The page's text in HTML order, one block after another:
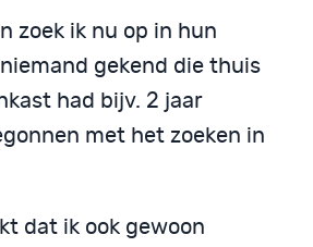
zoek ik nu op in hun
gekend die thuis
had bijv. 2 jaar
met het zoeken in
dat ik ook gewoon